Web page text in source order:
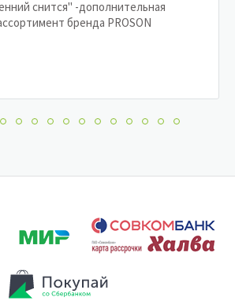
снится" -дополнительная
бренда PROSON